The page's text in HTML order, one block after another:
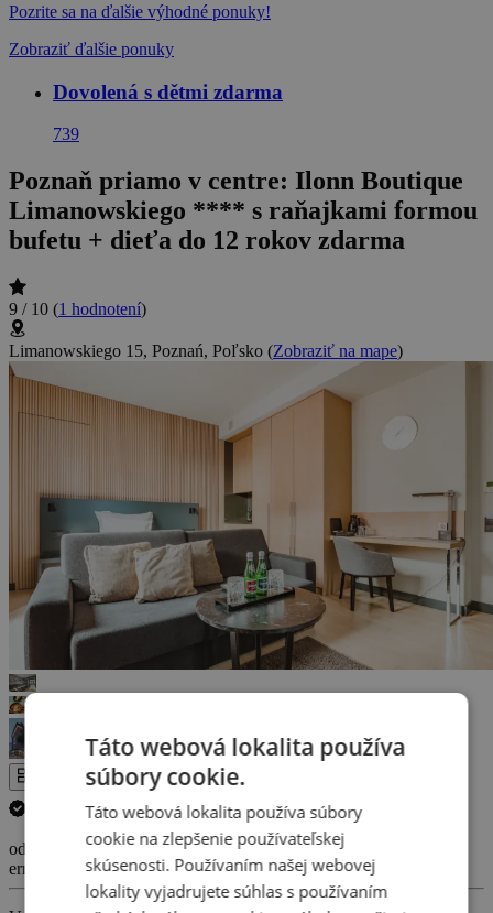
Pozrite sa na ďalšie výhodné ponuky!
Zobraziť ďalšie ponuky
Dovolená s dětmi zdarma
739
Poznaň priamo v centre: Ilonn Boutique
Limanowskiego **** s raňajkami formou
bufetu + dieťa do 12 rokov zdarma
9 / 10 (1 hodnotení)
Limanowskiego 15, Poznań, Poľsko (Zobraziť na mape)
Celá galéria
Zrušenie termínu pobytu ZADARMO.(Viac informácií
od 99 €
errors_loading_failed
Táto webová lokalita používa
súbory cookie.
Táto webová lokalita používa súbory
cookie na zlepšenie používateľskej
skúsenosti. Používaním našej webovej
lokality vyjadrujete súhlas s používaním